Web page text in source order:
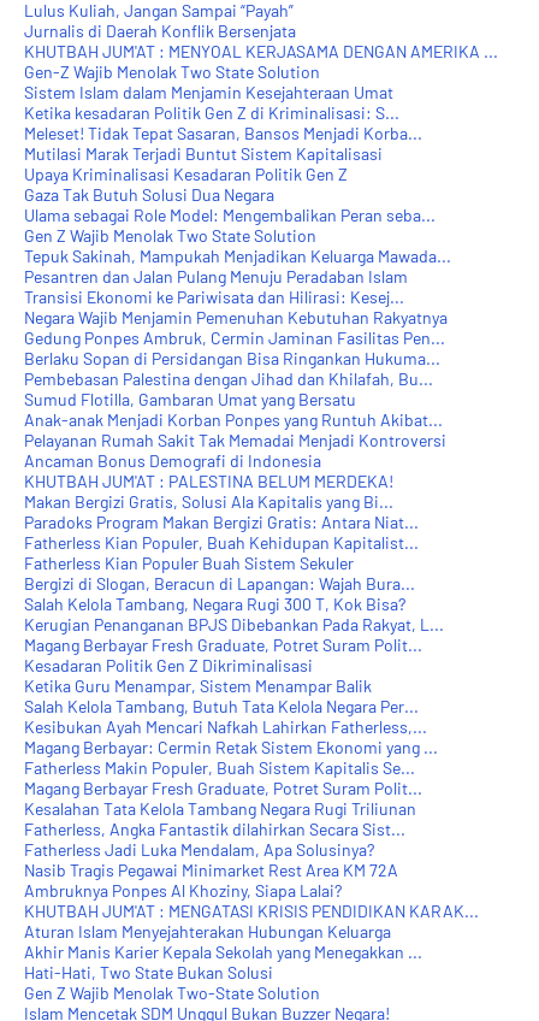
Lulus Kuliah, Jangan Sampai “Payah”
Jurnalis di Daerah Konflik Bersenjata
KHUTBAH JUM'AT : MENYOAL KERJASAMA DENGAN AMERIKA ...
Gen-Z Wajib Menolak Two State Solution
Sistem Islam dalam Menjamin Kesejahteraan Umat
Ketika kesadaran Politik Gen Z di Kriminalisasi: S...
Meleset! Tidak Tepat Sasaran, Bansos Menjadi Korba...
Mutilasi Marak Terjadi Buntut Sistem Kapitalisasi
Upaya Kriminalisasi Kesadaran Politik Gen Z
Gaza Tak Butuh Solusi Dua Negara
Ulama sebagai Role Model: Mengembalikan Peran seba...
Gen Z Wajib Menolak Two State Solution
Tepuk Sakinah, Mampukah Menjadikan Keluarga Mawada...
Pesantren dan Jalan Pulang Menuju Peradaban Islam
Transisi Ekonomi ke Pariwisata dan Hilirasi: Kesej...
Negara Wajib Menjamin Pemenuhan Kebutuhan Rakyatnya
Gedung Ponpes Ambruk, Cermin Jaminan Fasilitas Pen...
Berlaku Sopan di Persidangan Bisa Ringankan Hukuma...
Pembebasan Palestina dengan Jihad dan Khilafah, Bu...
Sumud Flotilla, Gambaran Umat yang Bersatu
Anak-anak Menjadi Korban Ponpes yang Runtuh Akibat...
Pelayanan Rumah Sakit Tak Memadai Menjadi Kontroversi
Ancaman Bonus Demografi di Indonesia
KHUTBAH JUM'AT : PALESTINA BELUM MERDEKA!
Makan Bergizi Gratis, Solusi Ala Kapitalis yang Bi...
Paradoks Program Makan Bergizi Gratis: Antara Niat...
Fatherless Kian Populer, Buah Kehidupan Kapitalist...
Fatherless Kian Populer Buah Sistem Sekuler
Bergizi di Slogan, Beracun di Lapangan: Wajah Bura...
Salah Kelola Tambang, Negara Rugi 300 T, Kok Bisa?
Kerugian Penanganan BPJS Dibebankan Pada Rakyat, L...
Magang Berbayar Fresh Graduate, Potret Suram Polit...
Kesadaran Politik Gen Z Dikriminalisasi
Ketika Guru Menampar, Sistem Menampar Balik
Salah Kelola Tambang, Butuh Tata Kelola Negara Per...
Kesibukan Ayah Mencari Nafkah Lahirkan Fatherless,...
Magang Berbayar: Cermin Retak Sistem Ekonomi yang ...
Fatherless Makin Populer, Buah Sistem Kapitalis Se...
Magang Berbayar Fresh Graduate, Potret Suram Polit...
Kesalahan Tata Kelola Tambang Negara Rugi Triliunan
Fatherless, Angka Fantastik dilahirkan Secara Sist...
Fatherless Jadi Luka Mendalam, Apa Solusinya?
Nasib Tragis Pegawai Minimarket Rest Area KM 72A
Ambruknya Ponpes Al Khoziny, Siapa Lalai?
KHUTBAH JUM'AT : MENGATASI KRISIS PENDIDIKAN KARAK...
Aturan Islam Menyejahterakan Hubungan Keluarga
Akhir Manis Karier Kepala Sekolah yang Menegakkan ...
Hati-Hati, Two State Bukan Solusi
Gen Z Wajib Menolak Two-State Solution
Islam Mencetak SDM Unggul Bukan Buzzer Negara!